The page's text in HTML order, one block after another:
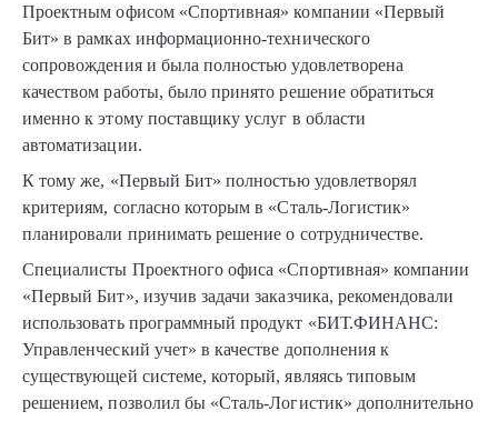
Проектным офисом «Спортивная» компании «Первый
Бит» в рамках информационно-технического
сопровождения и была полностью удовлетворена
качеством работы, было принято решение обратиться
именно к этому поставщику услуг в области
автоматизации.
К тому же, «Первый Бит» полностью удовлетворял
критериям, согласно которым в «Сталь-Логистик»
планировали принимать решение о сотрудничестве.
Специалисты Проектного офиса «Спортивная» компании
«Первый Бит», изучив задачи заказчика, рекомендовали
использовать программный продукт «БИТ.ФИНАНС:
Управленческий учет» в качестве дополнения к
существующей системе, который, являясь типовым
решением, позволил бы «Сталь-Логистик» дополнительно